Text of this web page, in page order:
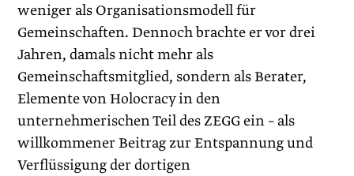
weniger als Organisationsmodell für
Gemeinschaften. Dennoch brachte er vor drei
Jahren, damals nicht mehr als
Gemeinschaftsmitglied, sondern als Berater,
Elemente von Holocracy in den
unternehmerischen Teil des ZEGG ein – als
willkommener Beitrag zur Entspannung und
Verflüssigung der dortigen